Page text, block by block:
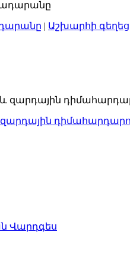
| Աշխարհի
Վարդգես